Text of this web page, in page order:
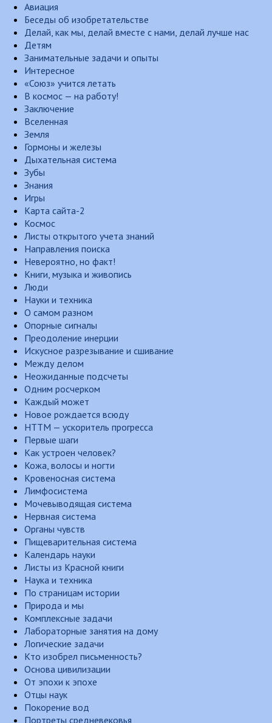
Авиация
Беседы об изобретательстве
Делай, как мы, делай вместе с нами, делай лучше нас
Детям
Занимательные задачи и опыты
Интересное
«Союз» учится летать
В космос — на работу!
Заключение
Вселенная
Земля
Гормоны и железы
Дыхательная система
Зубы
Знания
Игры
Карта сайта-2
Космос
Листы открытого учета знаний
Направления поиска
Невероятно, но факт!
Книги, музыка и живопись
Люди
Науки и техника
О самом разном
Опорные сигналы
Преодоление инерции
Искусное разрезывание и сшивание
Между делом
Неожиданные подсчеты
Одним росчерком
Каждый может
Новое рождается всюду
НТТМ — ускоритель прогресса
Первые шаги
Как устроен человек?
Кожа, волосы и ногти
Кровеносная система
Лимфосистема
Мочевыводящая система
Нервная система
Органы чувств
Пищеварительная система
Календарь науки
Листы из Красной книги
Наука и техника
По страницам истории
Природа и мы
Комплексные задачи
Лабораторные занятия на дому
Логические задачи
Кто изобрел письменность?
Основа цивилизации
От эпохи к эпохе
Отцы наук
Покорение вод
Портреты средневековья